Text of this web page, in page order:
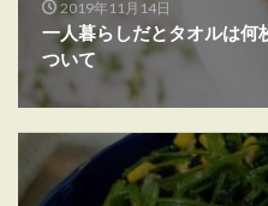
2019年11月14日
一人暮らしだとタオルは何
ついて